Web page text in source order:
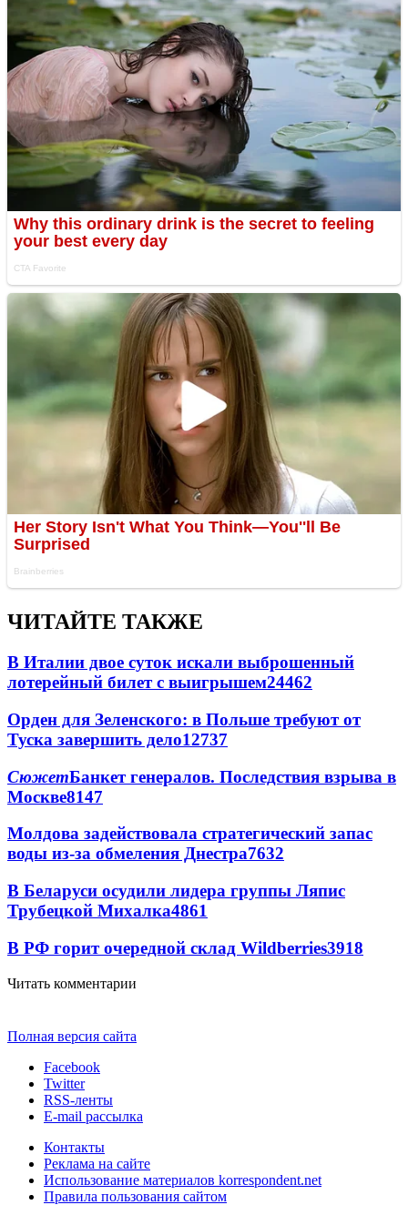
ЧИТАЙТЕ ТАКЖЕ
В Италии двое суток искали выброшенный
лотерейный билет с выигрышем24462
Орден для Зеленского: в Польше требуют от
Туска завершить дело12737
СюжетБанкет генералов. Последствия взрыва в
Москве8147
Молдова задействовала стратегический запас
воды из-за обмеления Днестра7632
В Беларуси осудили лидера группы Ляпис
Трубецкой Михалка4861
В РФ горит очередной склад Wildberries3918
Читать комментарии
Полная версия сайта
Facebook
Twitter
RSS-ленты
E-mail рассылка
Контакты
Реклама на сайте
Использование материалов korrespondent.net
Правила пользования сайтом